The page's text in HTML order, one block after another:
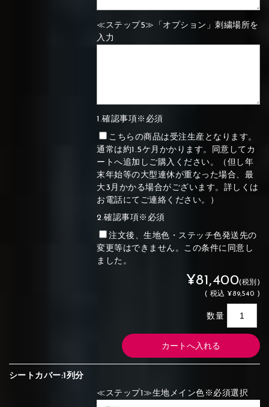
≪ステップ5≫「オプション」刺繍場所を
入力
1.確認事項※必須
こちらの商品は受注生産となります。
通常は約1.5ケ月かかります。同意してカ
ートへ追加しご購入ください。（但し年
末年始等の大型連休が重なった場合、最
大3月かかる場合がございます。詳しくは
お電話にてご連絡ください。）
2.確認事項※必須
注文後、生地色・ステッチ色発送先の
変更等はできません。この条件に同意し
ました。
¥81,400(税別)
( 税込 ¥89,540 )
数量
シートカバー:1列分
≪ステップ1≫生地メイン色※必須選択